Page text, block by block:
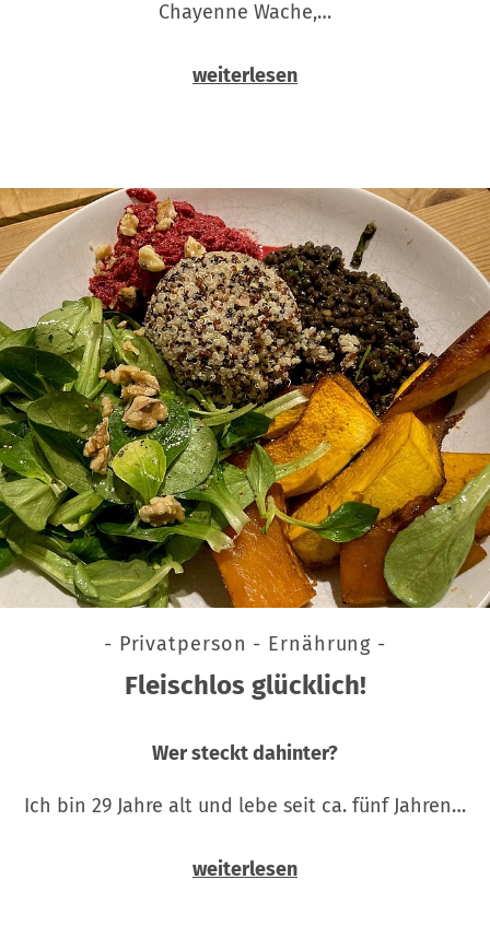
Chayenne Wache,…
weiterlesen
- Privatperson - Ernährung -
Fleischlos glücklich!
Wer steckt dahinter?
Ich bin 29 Jahre alt und lebe seit ca. fünf Jahren…
weiterlesen